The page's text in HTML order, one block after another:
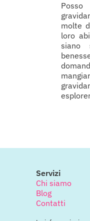
molte
loro
siano
Servizi
Chi siamo
Blog
Contatti